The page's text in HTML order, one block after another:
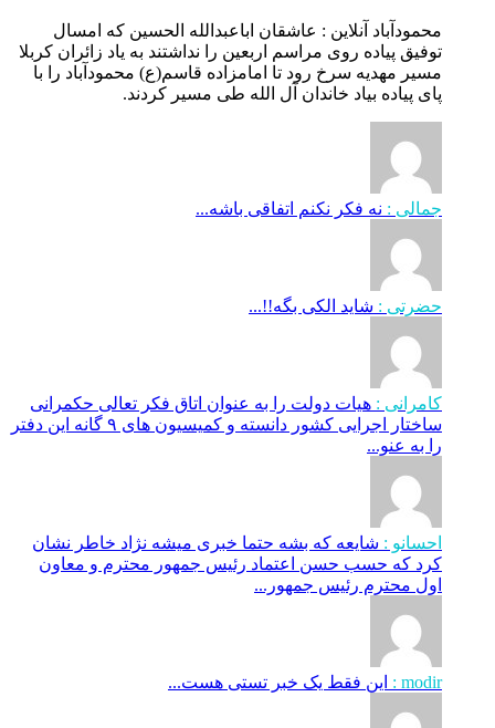
محمودآباد آنلاین : عاشقان اباعبدالله الحسین که امسال
توفیق پیاده روی مراسم اربعین را نداشتند به یاد زائران کربلا
مسیر مهدیه سرخ رود تا امامزاده قاسم(ع) محمودآباد را با
پای پیاده بیاد خاندان آل الله طی مسیر کردند.
جمالی : نه فکر نکنم اتفاقی باشه...
حضرتی : شاید الکی بگه!!...
کامرانی : هیات دولت را به عنوان اتاق فکر تعالی حکمرانی
ساختار اجرایی کشور دانسته و کمیسیون های ۹ گانه این دفتر
را به عنو...
احسانو : شایعه که بشه حتما خبری میشه نژاد خاطر نشان
کرد که حسب حسن اعتماد رئیس جمهور محترم و معاون
اول محترم رئیس جمهور...
modir : این فقط یک خبر تستی هست...